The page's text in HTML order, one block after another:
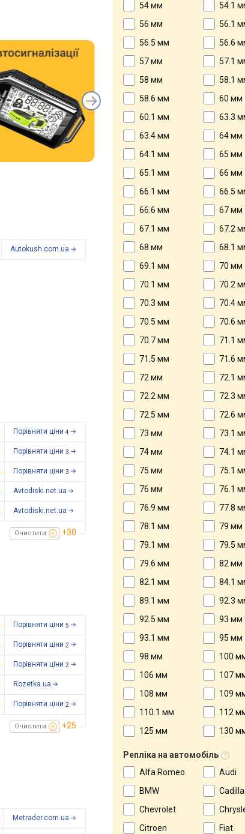
Autokush.com.ua
Порівняти ціни 4
Порівняти ціни 3
Порівняти ціни 3
Avtodiski.net.ua
Avtodiski.net.ua
Очистити +30
Порівняти ціни 5
Порівняти ціни 2
Порівняти ціни 2
Rozetka.ua
Порівняти ціни 2
Очистити +25
Metrader.com.ua
54 мм
54.1
56 мм
56.1
56.5 мм
56.6
57 мм
57.1
58 мм
58.1
58.6 мм
60 мм
60.1 мм
63.3
63.4 мм
64 мм
64.1 мм
65 мм
65.1 мм
66 мм
66.1 мм
66.5
66.6 мм
67 мм
67.1 мм
67.2
68 мм
68.1
69.1 мм
70 мм
70.1 мм
70.2
70.3 мм
70.4
70.5 мм
70.6
70.7 мм
71.1
71.5 мм
71.6
72 мм
72.1
72.2 мм
72.3
72.5 мм
72.6
73 мм
73.1
74 мм
74.1
75 мм
75.1
76 мм
76.1
76.9 мм
77.8
78.1 мм
79 мм
79.1 мм
79.5
79.6 мм
82 мм
82.1 мм
84.1
89.1 мм
92.3
92.5 мм
93 мм
93.1 мм
95 мм
98 мм
100
106 мм
107
108 мм
109
110.1 мм
112
125 мм
130
Репліка на автомобіль
Alfa Romeo
Audi
BMW
Chevrolet
Citroen
Fiat